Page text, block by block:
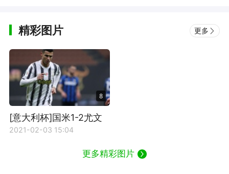
精彩图片 更多
8
[意大利杯]国米1-2尤文
C罗两球
2021-02-03 15:04
更多精彩图片